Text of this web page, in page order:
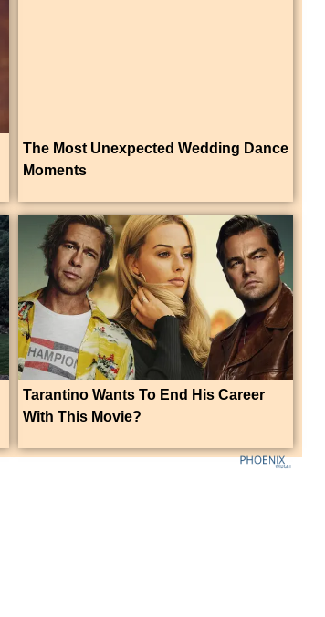
The Most Unexpected Wedding Dance
Moments
Tarantino Wants To End His Career
With This Movie?